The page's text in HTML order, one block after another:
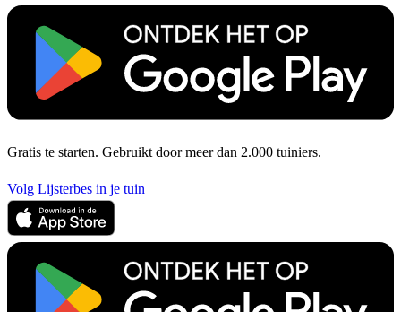
Gratis te starten. Gebruikt door meer dan 2.000 tuiniers.
Volg Lijsterbes in je tuin